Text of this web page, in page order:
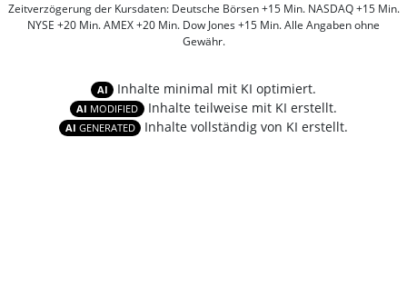
Zeitverzögerung der Kursdaten: Deutsche Börsen +15 Min. NASDAQ +15 Min.
NYSE +20 Min. AMEX +20 Min. Dow Jones +15 Min. Alle Angaben ohne
Gewähr.
AI Inhalte minimal mit KI optimiert.
AI MODIFIED Inhalte teilweise mit KI erstellt.
AI GENERATED Inhalte vollständig von KI erstellt.